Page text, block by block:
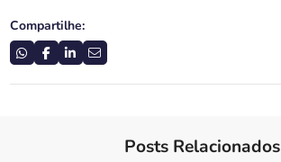
Compartilhe:
Posts Relacionados